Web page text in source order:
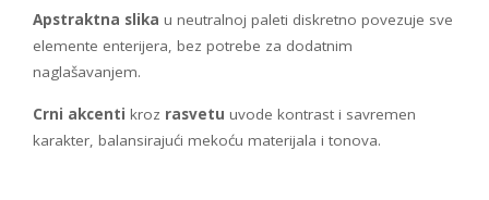
Apstraktna slika u neutralnoj paleti diskretno povezuje sve
elemente enterijera, bez potrebe za dodatnim
naglašavanjem.
Crni akcenti kroz rasvetu uvode kontrast i savremen
karakter, balansirajući mekoću materijala i tonova.